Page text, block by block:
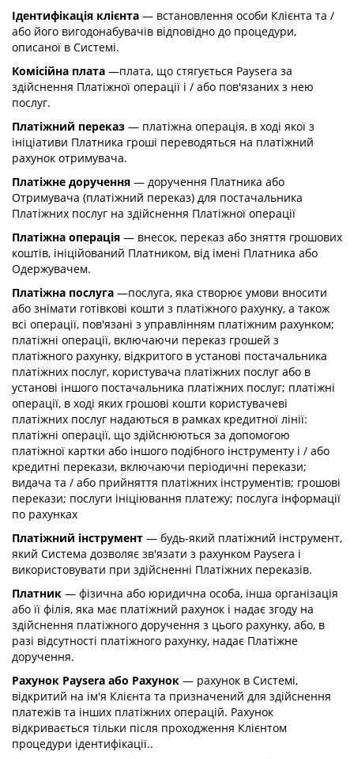
Ідентифікація клієнта — встановлення особи Клієнта та /
або його вигодонабувачів відповідно до процедури,
описаної в Системі.
Комісійна плата —плата, що стягується Paysera за
здійснення Платіжної операції і / або пов'язаних з нею
послуг.
Платіжний переказ — платіжна операція, в ході якої з
ініціативи Платника гроші переводяться на платіжний
рахунок отримувача.
Платіжне доручення — доручення Платника або
Отримувача (платіжний переказ) для постачальника
Платіжних послуг на здійснення Платіжної операції
Платіжна операція — внесок, переказ або зняття грошових
коштів, ініційований Платником, від імені Платника або
Одержувачем.
Платіжна послуга —послуга, яка створює умови вносити
або знімати готівкові кошти з платіжного рахунку, а також
всі операції, пов'язані з управлінням платіжним рахунком;
платіжні операції, включаючи переказ грошей з
платіжного рахунку, відкритого в установі постачальника
платіжних послуг, користувача платіжних послуг або в
установі іншого постачальника платіжних послуг; платіжні
операції, в ході яких грошові кошти користувачеві
платіжних послуг надаються в рамках кредитної лінії:
платіжні операції, що здійснюються за допомогою
платіжної картки або іншого подібного інструменту і / або
кредитні перекази, включаючи періодичні перекази;
видача та / або прийняття платіжних інструментів; грошові
перекази; послуги ініціювання платежу; послуга інформації
по рахунках
Платіжний інструмент — будь-який платіжний інструмент,
який Система дозволяє зв'язати з рахунком Paysera і
використовувати при здійсненні Платіжних переказів.
Платник — фізична або юридична особа, інша організація
або її філія, яка має платіжний рахунок і надає згоду на
здійснення платіжного доручення з цього рахунку, або, в
разі відсутності платіжного рахунку, надає Платіжне
доручення.
Рахунок Paysera або Рахунок — рахунок в Системі,
відкритий на ім'я Клієнта та призначений для здійснення
платежів та інших платіжних операцій. Рахунок
відкривається тільки після проходження Клієнтом
процедури ідентифікації..